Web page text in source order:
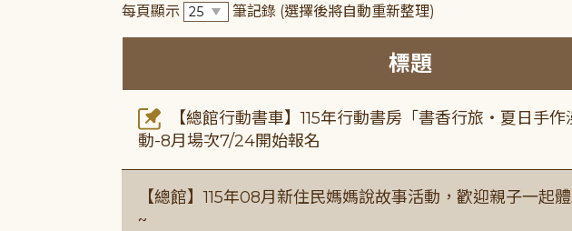
每頁顯示 筆記錄 (選擇後將自動重新整理)
標題
【總館行動書車】115年行動書房「書香行旅・夏日手
動-8月場次7/24開始報名
【總館】115年08月新住民媽媽說故事活動，歡迎親子一起
~